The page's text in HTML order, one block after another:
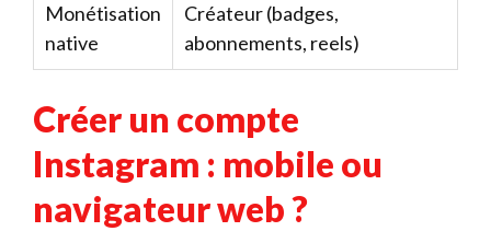
Monétisation
native
Créateur (badges,
abonnements, reels)
Créer un compte
Instagram : mobile ou
navigateur web ?